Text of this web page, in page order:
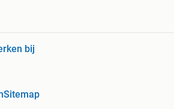
bij
Sitemap